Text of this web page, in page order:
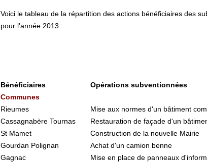
Voici le tableau de la répartition des actions bénéficiaires des
pour l'année 2013 :
Bénéficiaires Opérations subventionnées
Communes
Rieumes
Mise aux normes d'un bâtiment
Cassagnabère Tournas
Restauration de façade d'un
St Mamet
Construction de la nouvelle Mairie
Gourdan Polignan
Achat d'un camion benne
Gagnac
Mise en place de panneaux